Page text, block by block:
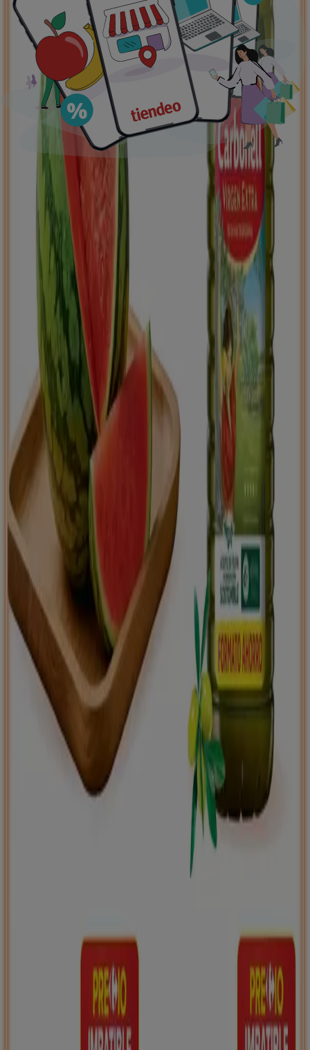
supermercadosjardín y bricolajeFreidora de airepatinete
eléctricoviajes aceite de olivacomida
asiática
aguacatesbomba de agua
Tiendeo en tu ciudad
Madrid Barcelona Valencia Sevilla
Zaragoza
Palma de Mallorca Bilbao Alicante
Murcia
Las Palmas de Gran Canaria
Valladolid
A
Coruña
Vigo
Granada
Ver más ciudades
Descargar la APP
Tiendeo international
España Italia United Kingdom México
Brasil
Colombia
Argentina France
United States
Nederland
Deutschland Perú
Portugal
Australia
Türkiye Polska Norge
Österreich
Sverige
Ecuador Singapore South Africa
Canada
Danmark
Suomi Ελλάδα 한국
Belgique
Schweiz
United Arab Emirates România
Maroc
Ceská republika
Slovenská republika
Magyarország
България
Publicidad
Tiendeo forma parte de Shopfully, la empresa
tecnológica que está reinventando las compras locales
en todo el mundo.